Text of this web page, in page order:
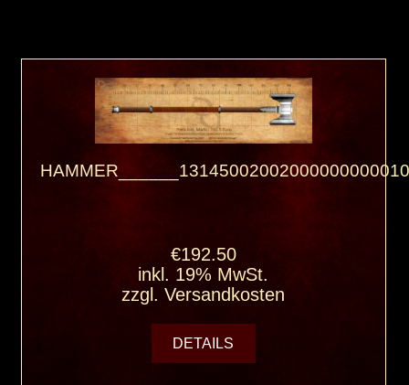
€192.50
inkl. 19% MwSt.
zzgl.Versandkosten
DETAILS